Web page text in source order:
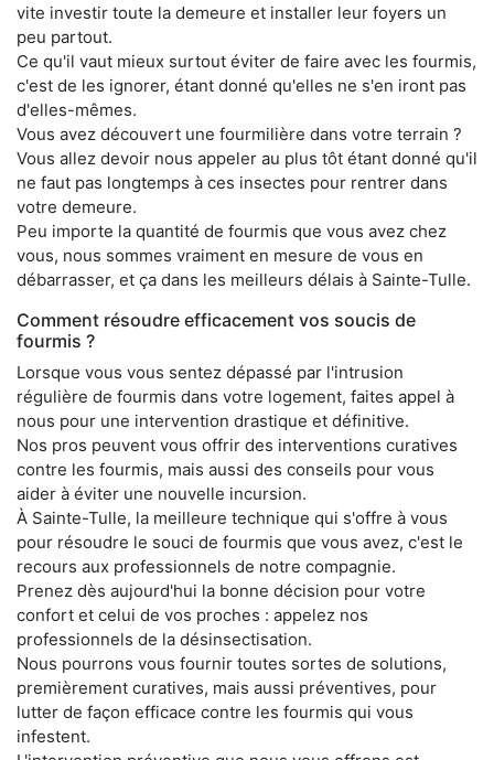
vite investir toute la demeure et installer leur foyers un
peu partout.
Ce qu'il vaut mieux surtout éviter de faire avec les fourmis,
c'est de les ignorer, étant donné qu'elles ne s'en iront pas
d'elles-mêmes.
Vous avez découvert une fourmilière dans votre terrain ?
Vous allez devoir nous appeler au plus tôt étant donné qu'il
ne faut pas longtemps à ces insectes pour rentrer dans
votre demeure.
Peu importe la quantité de fourmis que vous avez chez
vous, nous sommes vraiment en mesure de vous en
débarrasser, et ça dans les meilleurs délais à Sainte-Tulle.
Comment résoudre efficacement vos soucis de
fourmis ?
Lorsque vous vous sentez dépassé par l'intrusion
régulière de fourmis dans votre logement, faites appel à
nous pour une intervention drastique et définitive.
Nos pros peuvent vous offrir des interventions curatives
contre les fourmis, mais aussi des conseils pour vous
aider à éviter une nouvelle incursion.
À Sainte-Tulle, la meilleure technique qui s'offre à vous
pour résoudre le souci de fourmis que vous avez, c'est le
recours aux professionnels de notre compagnie.
Prenez dès aujourd'hui la bonne décision pour votre
confort et celui de vos proches : appelez nos
professionnels de la désinsectisation.
Nous pourrons vous fournir toutes sortes de solutions,
premièrement curatives, mais aussi préventives, pour
lutter de façon efficace contre les fourmis qui vous
infestent.